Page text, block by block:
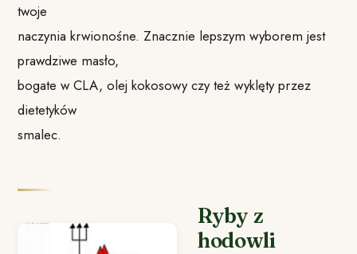
twoje
naczynia krwionośne. Znacznie lepszym wyborem jest
prawdziwe masło,
bogate w CLA, olej kokosowy czy też wyklęty przez
dietetyków
smalec.
Ryby z
hodowli